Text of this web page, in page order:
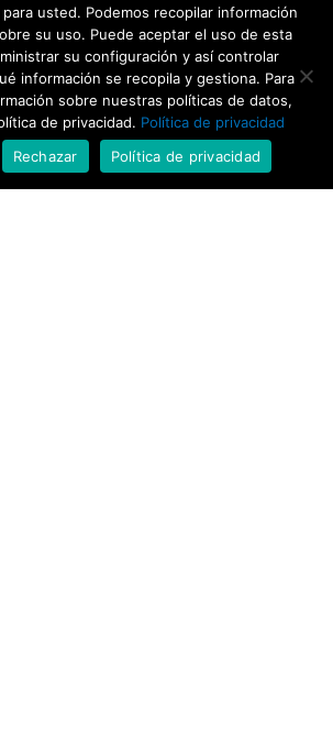
de Proveedores
boletín de actividades
usted. Podemos recopilar información
su uso. Puede aceptar el uso de esta
su configuración y así controlar
información se recopila y gestiona. Para
sobre nuestras políticas de datos,
de privacidad. Política de privacidad
Rechazar Política de privacidad